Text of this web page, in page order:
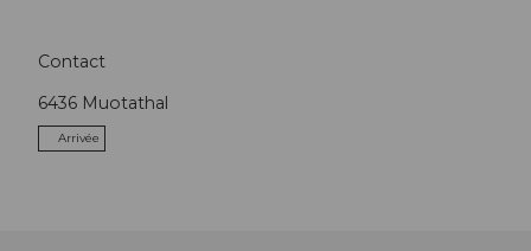
Contact
6436 Muotathal
Arrivée